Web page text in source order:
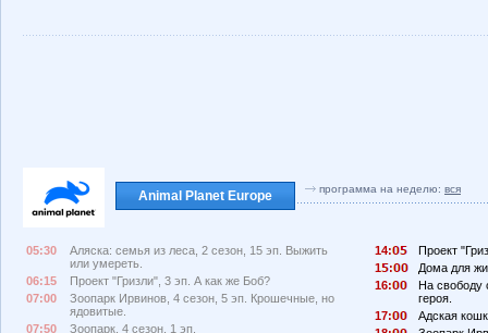
Animal Planet Europe программа на неделю: вся
05:30
Аляска: семья из леса, 2 сезон, 15 эп. Выжить
или умереть.
06:15
Проект "Гризли", 3 эп. А как же Боб?
07:00
Зоопарк Ирвинов, 4 сезон, 5 эп. Крошечные, но
ядовитые.
07:50
Зоопарк, 4 сезон, 1 эп.
14:
Проект
1
:
Дома для
16:
На свободу
героя.
17:
Адская